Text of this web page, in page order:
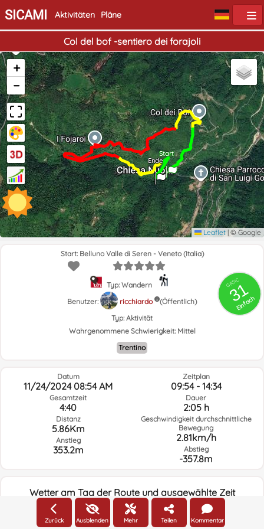
SICAMI Aktivitäten Pläne
Col del bof -sentiero dei forajoli
Start
Ende
+
−
Leaflet | © Google
GRSIC
31
Einfach
Start: Belluno Valle di Seren - Veneto (Italia)
Typ: Wandern
Benutzer:
ricchiardo
(Öffentlich)
Typ: Aktivität
Wahrgenommene Schwierigkeit: Mittel
Trentino
Datum
11/24/2024 08:54 AM
Gesamtzeit
4:40
Distanz
5.86Km
Anstieg
353.2m
Zeitplan
09:54 - 14:34
Dauer
2:05 h
Geschwindigkeit durchschnittliche
Bewegung
2.81km/h
Abstieg
-357.8m
Wetter am Tag der Route und ausgewählte Zeit
08:00
Zurück Ausblenden Mehr Teilen Kommentar